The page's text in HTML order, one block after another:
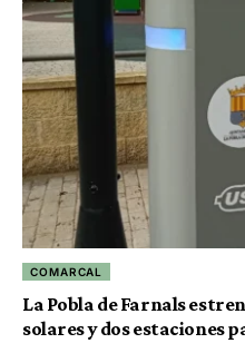
COMARCAL
La Pobla de Farnals
solares y dos estaciones